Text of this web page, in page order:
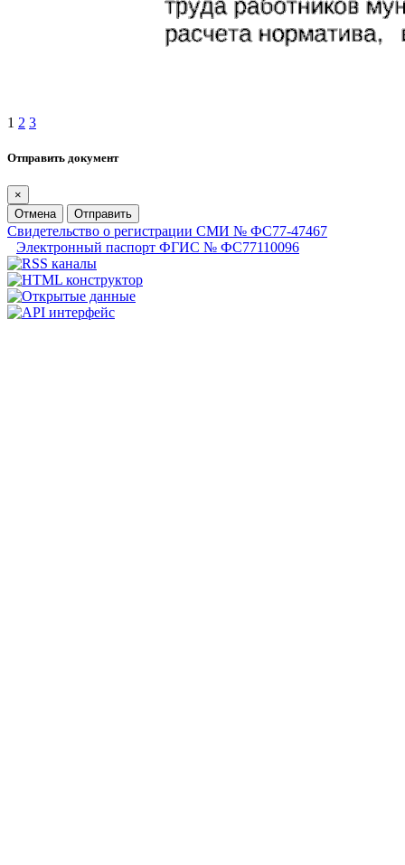
1 2 3
Отправить документ
×
Отмена
Отправить
Свидетельство о регистрации СМИ № ФС77-47467
Электронный паспорт ФГИС № ФС77110096